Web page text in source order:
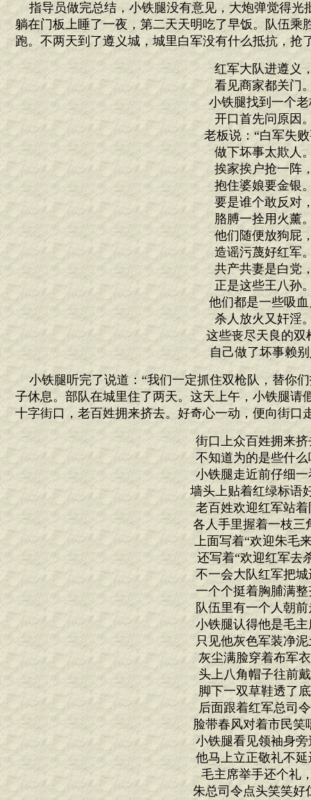
指导员做完总结，小铁腿没有意见，大炮弹觉得光
躺在门板上睡了一夜，第二天天明吃了早饭。队伍乘
跑。不两天到了遵义城，城里白军没有什么抵抗，抢
红军大队进遵义
看见商家都关门
小铁腿找到一个老
开口首先问原因
老板说：“白军失败
做下坏事太欺人
挨家挨户抢一阵
抱住婆娘要金银
要是谁个敢反对
胳膊一拴用火薰
他们随便放狗屁
造谣污蔑好红军
共产共妻是白党
正是这些王八孙
他们都是一些吸血
杀人放火又奸淫
这些丧尽天良的双
自己做了坏事赖别
小铁腿听完了说道：“我们一定抓住双枪队，替你们
子休息。部队在城里住了两天。这天上午，小铁腿请
十字街口，老百姓拥来挤去。好奇心一动，便向街口
街口上众百姓拥来挤
不知道为的是些什么
小铁腿走近前仔细一
墙头上贴着红绿标语
老百姓欢迎红军站着
各人手里握着一枝三
上面写着“欢迎朱毛来
还写着“欢迎红军去
不一会大队红军把城
一个个挺着胸脯满整
队伍里有一个人朝
小铁腿认得他是毛主
只见他灰色军装净泥
灰尘满脸穿着布军
头上八角帽子往前
脚下一双草鞋透了
后面跟着红军总司
脸带春风对着市民笑
小铁腿看见领袖身旁
他马上立正敬礼不延
毛主席举手还个
朱总司令点头笑笑好